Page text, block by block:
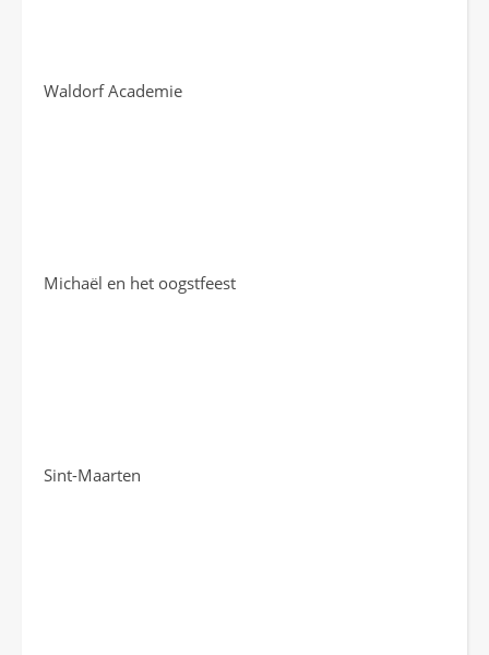
Waldorf Academie
Michaël en het oogstfeest
Sint-Maarten